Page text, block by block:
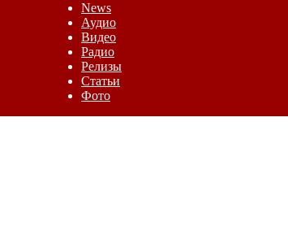
News
Аудио
Видео
Радио
Релизы
Статьи
Фото